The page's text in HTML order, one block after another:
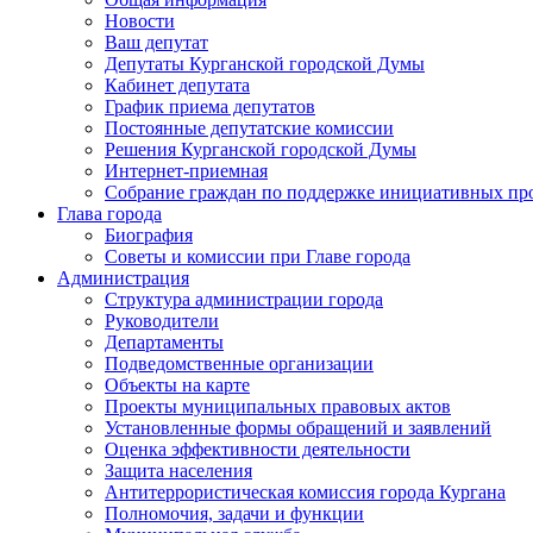
Новости
Ваш депутат
Депутаты Курганской городской Думы
Кабинет депутата
График приема депутатов
Постоянные депутатские комиссии
Решения Курганской городской Думы
Интернет-приемная
Собрание граждан по поддержке инициативных
Глава города
Биография
Советы и комиссии при Главе города
Администрация
Структура администрации города
Руководители
Департаменты
Подведомственные организации
Объекты на карте
Проекты муниципальных правовых актов
Установленные формы обращений и заявлений
Оценка эффективности деятельности
Защита населения
Антитеррористическая комиссия города Кургана
Полномочия, задачи и функции